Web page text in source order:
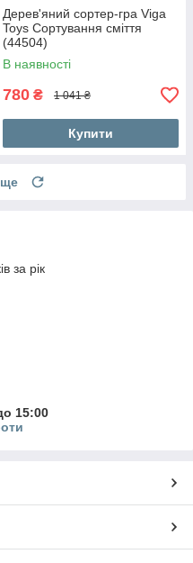
Дерев'яний сортер-гра Viga
Toys Сортування сміття
(44504)
В наявності
780 ₴ 1 041 ₴
Купити
ще
за рік
15:00